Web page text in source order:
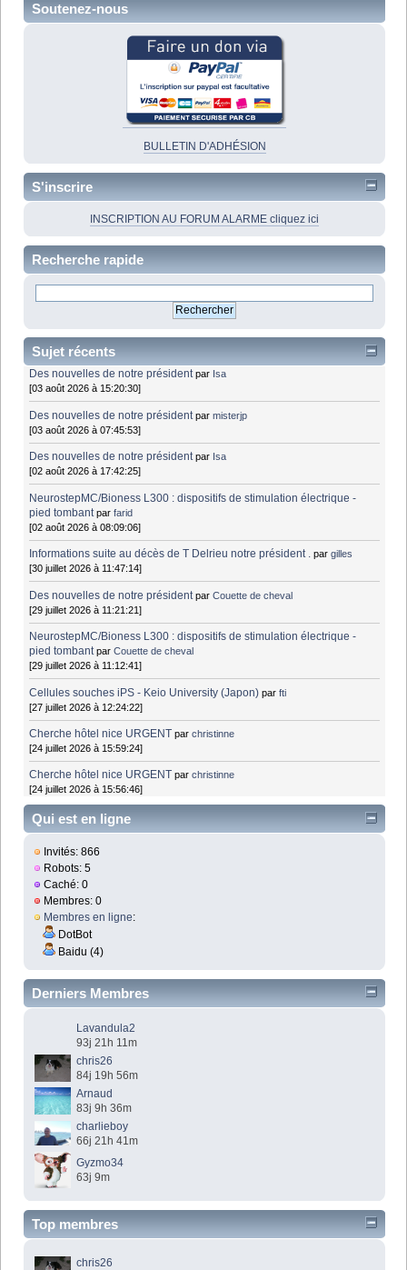
Soutenez-nous
BULLETIN D'ADHÉSION
S'inscrire
INSCRIPTION AU FORUM ALARME cliquez ici
Recherche rapide
Sujet récents
Des nouvelles de notre président par Isa
[03 août 2026 à 15:20:30]
Des nouvelles de notre président parmisterjp
[03 août 2026 à 07:45:53]
Des nouvelles de notre président par Isa
[02 août 2026 à 17:42:25]
NeurostepMC/Bioness L300 : dispositifs de stimulation électrique -
pied tombant parfarid
[02 août 2026 à 08:09:06]
Informations suite au décès de T Delrieu notre président . pargilles
[30 juillet 2026 à 11:47:14]
Des nouvelles de notre président parCouette de cheval
[29 juillet 2026 à 11:21:21]
NeurostepMC/Bioness L300 : dispositifs de stimulation électrique -
pied tombant parCouette de cheval
[29 juillet 2026 à 11:12:41]
Cellules souches iPS - Keio University (Japon) parfti
[27 juillet 2026 à 12:24:22]
Cherche hôtel nice URGENT parchristinne
[24 juillet 2026 à 15:59:24]
Cherche hôtel nice URGENT parchristinne
[24 juillet 2026 à 15:56:46]
Qui est en ligne
Invités: 866
Robots: 5
Caché: 0
Membres: 0
Membres en ligne:
DotBot
Baidu (4)
Derniers Membres
Lavandula2
93j 21h 11m
chris26
84j 19h 56m
Arnaud
83j 9h 36m
charlieboy
66j 21h 41m
Gyzmo34
63j 9m
Top membres
chris26